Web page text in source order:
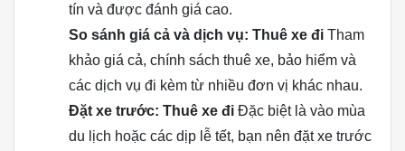
tín và được đánh giá cao.
So sánh giá cả và dịch vụ: Thuê xe đi Tham
khảo giá cả, chính sách thuê xe, bảo hiểm và
các dịch vụ đi kèm từ nhiều đơn vị khác nhau.
Đặt xe trước: Thuê xe đi Đặc biệt là vào mùa
du lịch hoặc các dịp lễ tết, bạn nên đặt xe trước